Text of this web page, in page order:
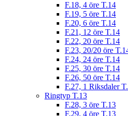
F.18, 4 öre T.14
F.19, 5 öre T.14
F.20, 6 öre T.14
F.21, 12 öre T.14
F.22, 20 öre T.14
F.23, 20/20 öre
F.24, 24 öre T.14
F.25, 30 öre T.14
F.26, 50 öre T.14
F.27, 1 Riksdaler
Ringtyp T.13
F.28, 3 öre T.13
F.29, 4 öre T.13